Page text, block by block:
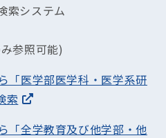
索システム
参照可能)
医学部医学科・医学系研
索
全学教育及び他学部・他